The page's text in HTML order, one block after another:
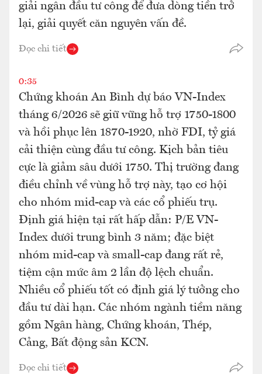
giải ngân đầu tư công để đưa dòng tiền trở
lại, giải quyết căn nguyên vấn đề.
Đọc chi tiết
0:35
Chứng khoán An Bình dự báo VN-Index
tháng 6/2026 sẽ giữ vững hỗ trợ 1750-1800
và hồi phục lên 1870-1920, nhờ FDI, tỷ giá
cải thiện cùng đầu tư công. Kịch bản tiêu
cực là giảm sâu dưới 1750. Thị trường đang
điều chỉnh về vùng hỗ trợ này, tạo cơ hội
cho nhóm mid-cap và các cổ phiếu trụ.
Định giá hiện tại rất hấp dẫn: P/E VN-
Index dưới trung bình 3 năm; đặc biệt
nhóm mid-cap và small-cap đang rất rẻ,
tiệm cận mức âm 2 lần độ lệch chuẩn.
Nhiều cổ phiếu tốt có định giá lý tưởng cho
đầu tư dài hạn. Các nhóm ngành tiềm năng
gồm Ngân hàng, Chứng khoán, Thép,
Cảng, Bất động sản KCN.
Đọc chi tiết